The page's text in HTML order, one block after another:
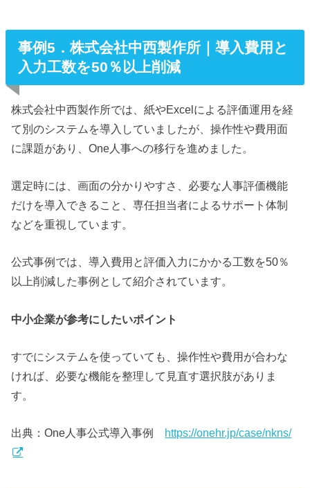
事例5．株式会社中西製作所｜導入費用と
入力工数を50％以上削減
株式会社中西製作所では、紙やExcelによる評価運用を経
て別のシステムを導入していましたが、操作性や費用面
に課題があり、One人事への移行を進めました。
選定時には、画面の分かりやすさ、必要な人事評価機能
だけを導入できること、専任担当者によるサポート体制
などを重視しています。
公式事例では、導入費用と評価入力にかかる工数を50％
以上削減した事例として紹介されています。
中小企業が参考にしたいポイント
すでにシステムを使っていても、操作性や費用が合わな
ければ、必要な機能を整理して見直す選択肢がありま
す。
出典：One人事公式導入事例 https://onehr.jp/case/nkns/